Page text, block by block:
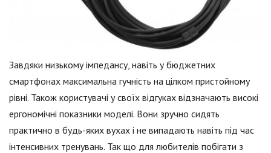
Завдяки низькому імпедансу, навіть у бюджетних
смартфонах максимальна гучність на цілком пристойному
рівні. Також користувачі у своїх відгуках відзначають високі
ергономічні показники моделі. Вони зручно сидять
практично в будь-яких вухах і не випадають навіть під час
інтенсивних тренувань. Так що для любителів побігати з